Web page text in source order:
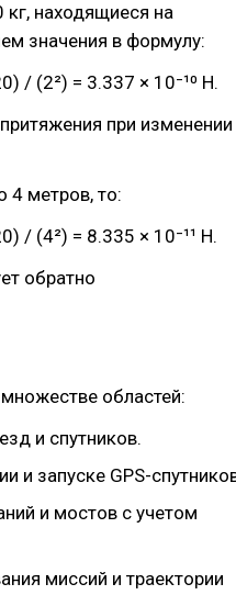
кг, находящиеся на
значения в формулу:
/ (2²) = 3.337 × 10⁻¹⁰ Н.
при изменении
4 метров, то:
/ (4²) = 8.335 × 10⁻¹¹ Н.
обратно
областей:
и спутников.
и запуске GPS-
и мостов с учетом
миссий и траектории